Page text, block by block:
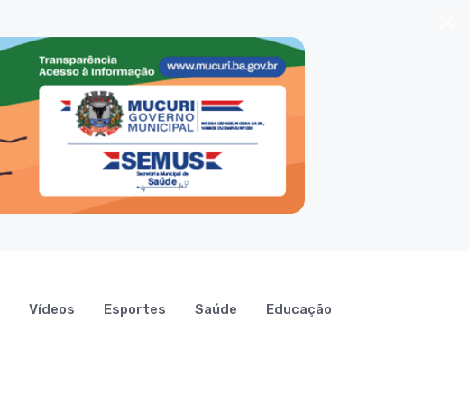
Vídeos Esportes Saúde Educação